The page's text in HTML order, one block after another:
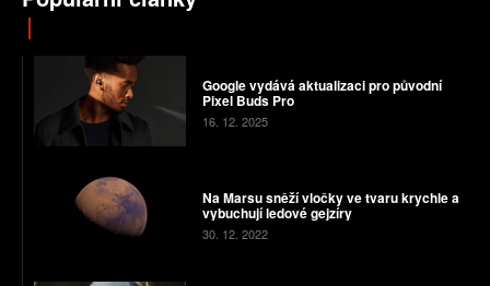
Google vydává aktualizaci pro původní
Pixel Buds Pro
16. 12. 2025
Na Marsu sněží vločky ve tvaru krychle a
vybuchují ledové gejzíry
30. 12. 2022